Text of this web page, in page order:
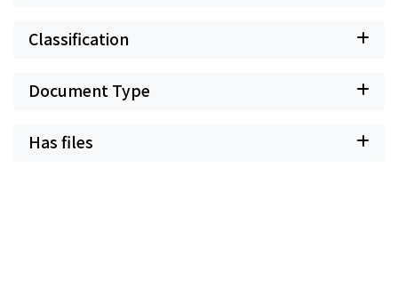
Classification
Document Type
Has files